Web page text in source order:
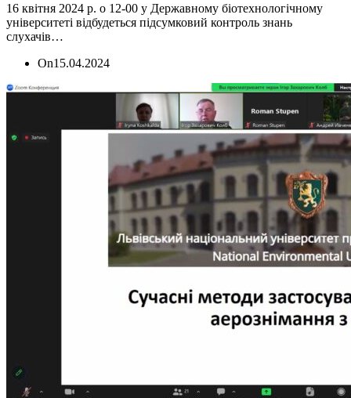
16 квітня 2024 р. о 12-00 у Державному біотехнологічному
університеті відбудеться підсумковий контроль знань
слухачів…
On15.04.2024